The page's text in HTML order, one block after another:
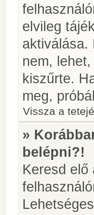
elvileg
aktiválása.
nem,
kiszűrte.
meg,
Vissza a
»
belépni?!
Keresd elő